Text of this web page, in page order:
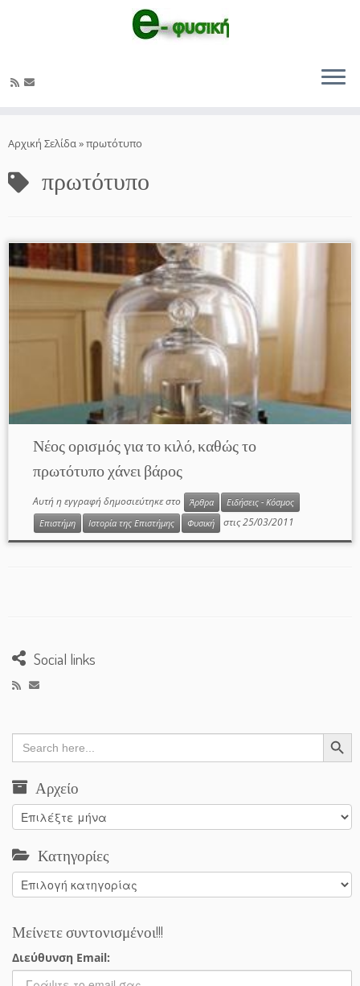
στο
Αρχική Σελίδα»πρωτότυπο
πρωτότυπο
Νέος ορισμός για το κιλό, καθώς το
πρωτότυπο χάνει βάρος
Αυτή η εγγραφή δημοσιεύτηκε στο Άρθρα
Ειδήσεις - Κόσμος
Επιστήμη
Ιστορία της Επιστήμης Φυσική στις25/03/2011
Social links
Search
for:
Search Button
Αρχείο
Αρχείο
Κατηγορίες
Κατηγορίες
Μείνετε συντονισμένοι!!!
Διεύθυνση Email: